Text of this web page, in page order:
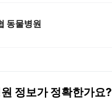
동물병원
정보가 정확한가요?